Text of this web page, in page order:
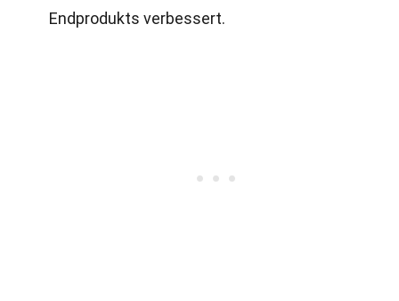
Endprodukts verbessert.